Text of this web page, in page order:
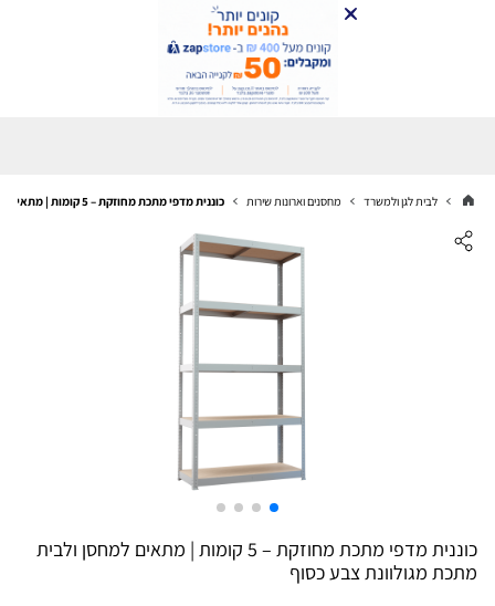
לבית לגן ולמשרד מחסנים וארונות שירות כוננית מדפי מתכת מחוזקת – 5 קומות | מתאים למחסן ולבית מתכת מגולוונת צבע כסוף
כוננית מדפי מתכת מחוזקת – 5 קומות | מתאים למחסן ולבית
מתכת מגולוונת צבע כסוף